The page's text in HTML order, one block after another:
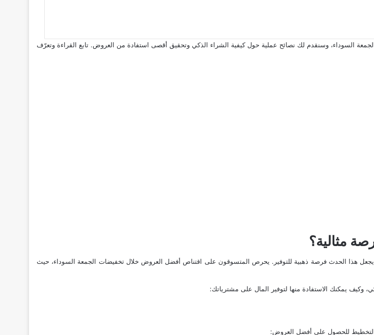
اكتشاف أفضل 5 متاجر للاستفادة من تخفيضات الجمعة السوداء، وسنقدم لك نصائح عملية حول كيفية الشراء الذكي وتحقيق أقصى استفادة من العروض. تابع القراءة وتعرّف
مثالية؟
يجعل هذا الحدث فرصة ذهبية للتوفير. يحرص المتسوقون على اقتناص أفضل العروض خلال تخفيضات الجمعة السوداء، حيث
وكيف يمكنك الاستفادة منها لتوفير المال على مشترياتك:
للحصول على أفضل العروض: